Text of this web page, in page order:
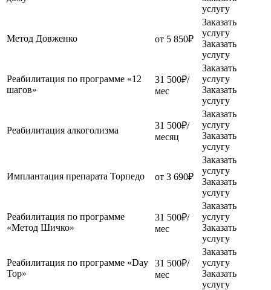
услугу
Метод Довженко от 5 850₽
Заказать
услугу
Заказать
услугу
Реабилитация по программе «12
шагов»
31 500₽/
мес
Заказать
услугу
Заказать
услугу
Реабилитация алкоголизма
31 500₽/
месяц
Заказать
услугу
Заказать
услугу
Имплантация препарата Торпедо от 3 690₽
Заказать
услугу
Заказать
услугу
Реабилитация по программе
«Метод Шичко»
31 500₽/
мес
Заказать
услугу
Заказать
услугу
Реабилитация по программе «Day
Top»
31 500₽/
мес
Заказать
услугу
Заказать
услугу